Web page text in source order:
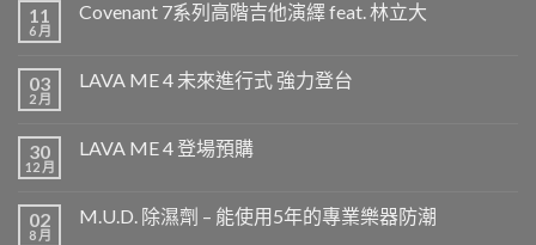
11
6 月
Covenant 7系列高階吉他演繹 feat. 林立大
03
2 月
LAVA ME 4 未來進行式 強力登台
30
12 月
LAVA ME 4 登場預購
02
8 月
M.U.D. 除濕劑 – 能使用5年的專業樂器防潮